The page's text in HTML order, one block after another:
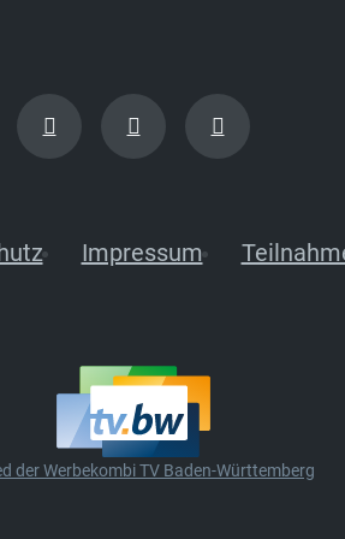
Impressum
der Werbekombi TV Baden-Württemberg